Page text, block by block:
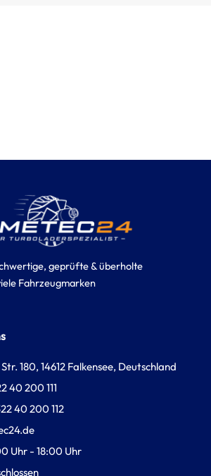
geprüfte & überholte
Fahrzeugmarken
180, 14612 Falkensee, Deutschland
40 200 111
40 200 112
Uhr - 18:00 Uhr